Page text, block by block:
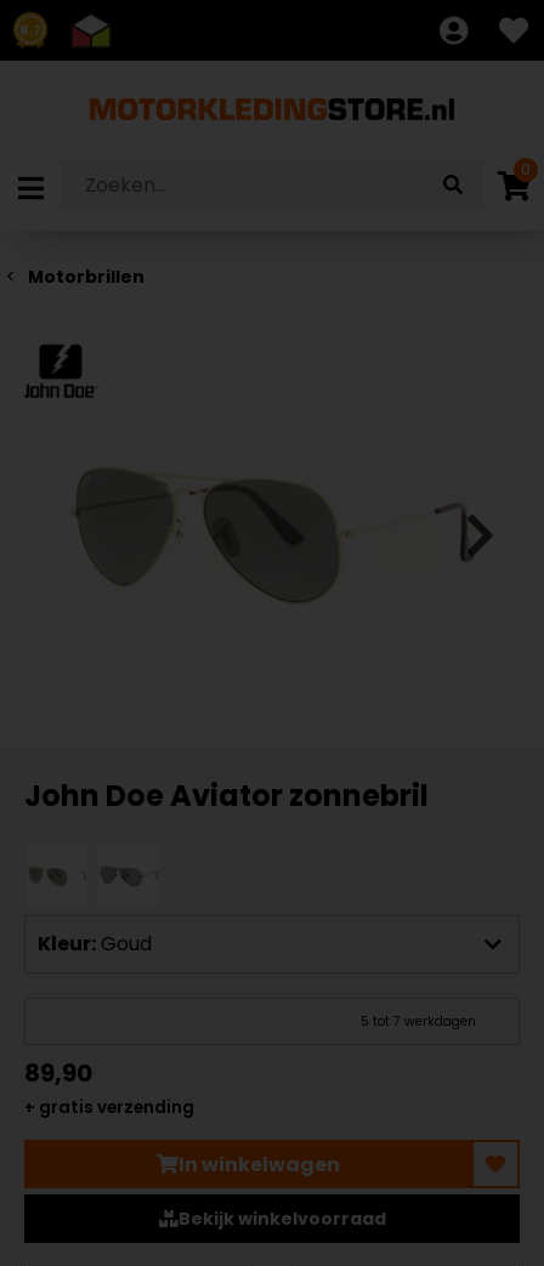
8.7
0
Motorbrillen
John Doe Aviator zonnebril
Kleur: Goud
5 tot 7 werkdagen
89,90
+ gratis verzending
In winkelwagen
Bekijk winkelvoorraad